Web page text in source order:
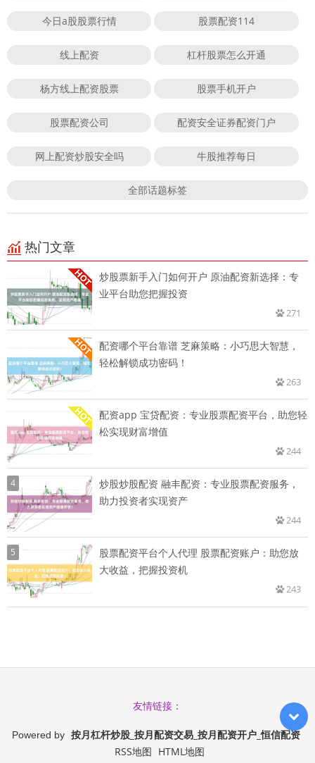
今日a股股票行情 股票配资114
线上配资 杠杆股票怎么开通
杨方线上配资股票 股票手机开户
股票配资公司 配资安全证券配资门户
网上配资炒股安全吗 牛股推荐每日
全部话题标签
热门文章
炒股票新手入门如何开户 原油配资新选择：专
业平台助您把握投资
271
配资哪个平台靠谱 芝麻策略：小巧思大智慧，
轻松解锁成功密码！
263
配资app 宝贷配资：专业股票配资平台，助您轻
松实现财富增值
244
4
炒股炒股配资 融丰配资：专业股票配资服务，
助力投资者实现资产
244
5
股票配资平台个人代理 股票配资账户：助您放
大收益，把握投资机
243
友情链接：
Powered by 按月杠杆炒股_按月配资交易_按月配资开户_恒信配资
RSS地图 HTML地图